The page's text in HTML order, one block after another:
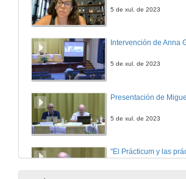
5 de xul. de 2023
5 de xul. de 2023
5 de xul. de 2023
5 de xul. de 2023